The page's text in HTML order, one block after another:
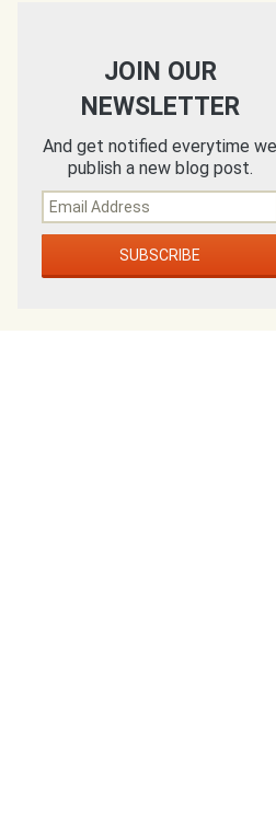
JOIN OUR
NEWSLETTER
And get notified everytime we
publish a new blog post.